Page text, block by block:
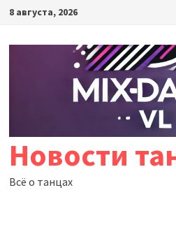
Перейти
содержимому
8 августа, 2026
Новости
Всё о танцах